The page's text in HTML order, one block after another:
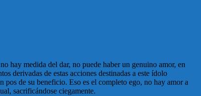
hay medida del dar, no puede haber un genuino amor, en
derivadas de estas acciones destinadas a este ídolo
pos de su beneficio. Eso es el completo ego, no hay amor a
sacrificándose ciegamente.